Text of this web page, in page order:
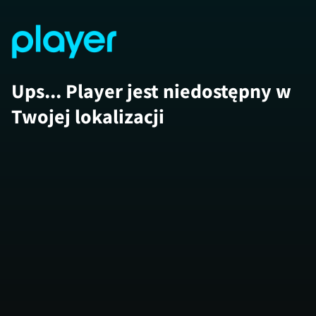
Ups... Player jest niedostępny w
Twojej lokalizacji